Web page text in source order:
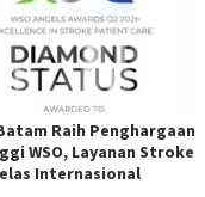
Raih Penghargaan
WSO, Layanan Stroke
Internasional